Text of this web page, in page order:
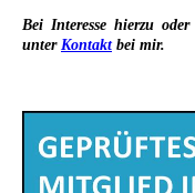
Bei Interesse hierzu
unter Kontaktbei mir.